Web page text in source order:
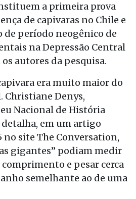
a primeira prova
de capivaras no Chile e
período neogênico de
na Depressão Central
autores da pesquisa.
era muito maior do
Christiane Denys,
Nacional de História
em um artigo
no site The Conversation,
gigantes” podiam medir
e pesar cerca
semelhante ao de uma